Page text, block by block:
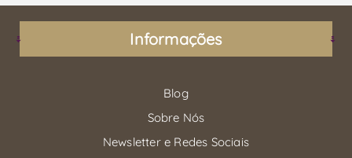
Informações
Blog
Sobre Nós
Newsletter e Redes Sociais